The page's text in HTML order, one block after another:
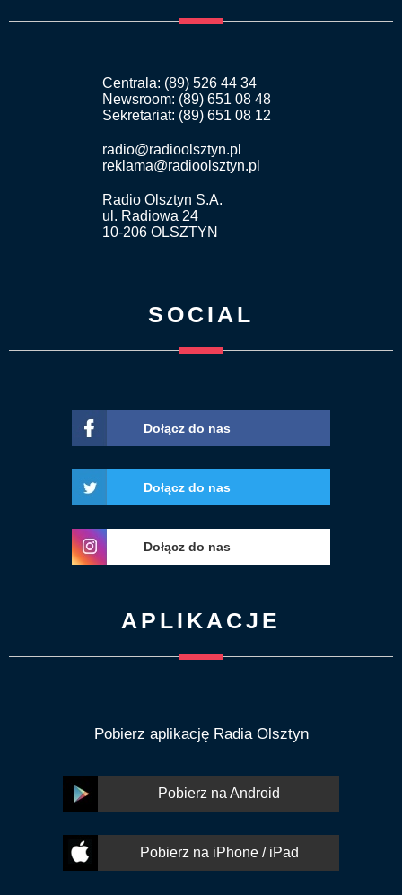
Centrala: (89) 526 44 34
Newsroom: (89) 651 08 48
Sekretariat: (89) 651 08 12
radio@radioolsztyn.pl
reklama@radioolsztyn.pl
Radio Olsztyn S.A.
ul. Radiowa 24
10-206 OLSZTYN
SOCIAL
Dołącz do nas
Dołącz do nas
Dołącz do nas
APLIKACJE
Pobierz aplikację Radia Olsztyn
Pobierz na Android
Pobierz na iPhone / iPad